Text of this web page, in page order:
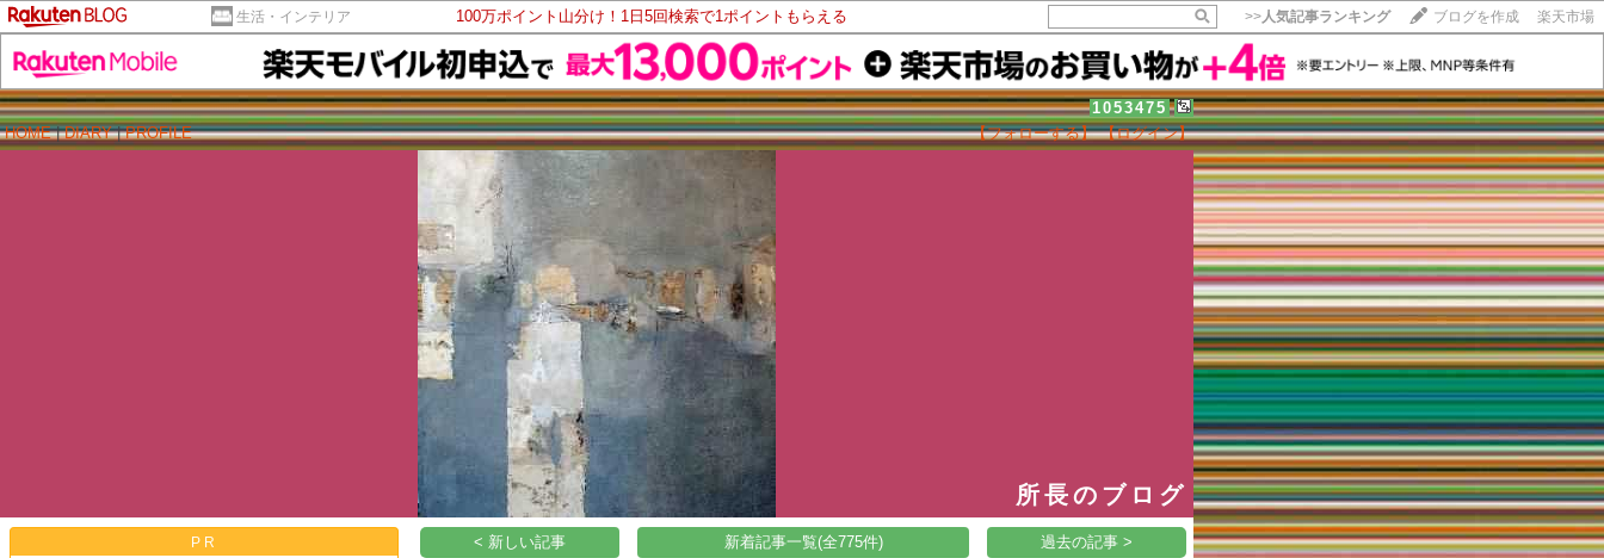
生活・インテリア 100万ポイント山分け！1日5回検索で1ポイントもらえる >>人気記事ランキング ブログを作成 楽天市場
1053475
HOME|DIARY|PROFILE 【フォローする】 【ログイン】
所長のブログ
【毎日開催】
15記事にいいね！で1ポイント
10秒滞在
いいね! --/--
PR < 新しい記事 新着記事一覧(全775件) 過去の記事 >